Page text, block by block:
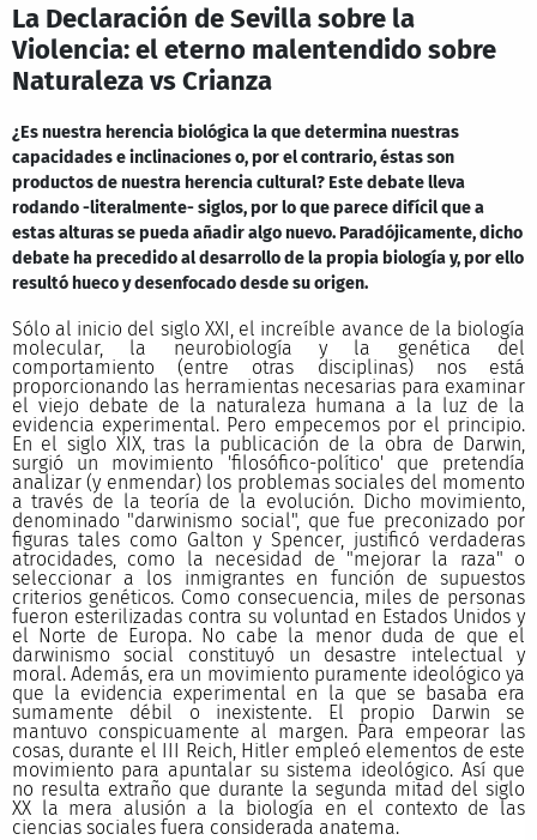
La Declaración de Sevilla sobre la
Violencia: el eterno malentendido sobre
Naturaleza vs Crianza
¿Es nuestra herencia biológica la que determina nuestras
capacidades e inclinaciones o, por el contrario, éstas son
productos de nuestra herencia cultural? Este debate lleva
rodando -literalmente- siglos, por lo que parece difícil que a
estas alturas se pueda añadir algo nuevo. Paradójicamente, dicho
debate ha precedido al desarrollo de la propia biología y, por ello
resultó hueco y desenfocado desde su origen.
Sólo al inicio del siglo XXI, el increíble avance de la biología
molecular, la neurobiología y la genética del
comportamiento (entre otras disciplinas) nos está
proporcionando las herramientas necesarias para examinar
el viejo debate de la naturaleza humana a la luz de la
evidencia experimental. Pero empecemos por el principio.
En el siglo XIX, tras la publicación de la obra de Darwin,
surgió un movimiento 'filosófico-político' que pretendía
analizar (y enmendar) los problemas sociales del momento
a través de la teoría de la evolución. Dicho movimiento,
denominado "darwinismo social", que fue preconizado por
figuras tales como Galton y Spencer, justificó verdaderas
atrocidades, como la necesidad de "mejorar la raza" o
seleccionar a los inmigrantes en función de supuestos
criterios genéticos. Como consecuencia, miles de personas
fueron esterilizadas contra su voluntad en Estados Unidos y
el Norte de Europa. No cabe la menor duda de que el
darwinismo social constituyó un desastre intelectual y
moral. Además, era un movimiento puramente ideológico ya
que la evidencia experimental en la que se basaba era
sumamente débil o inexistente. El propio Darwin se
mantuvo conspicuamente al margen. Para empeorar las
cosas, durante el III Reich, Hitler empleó elementos de este
movimiento para apuntalar su sistema ideológico. Así que
no resulta extraño que durante la segunda mitad del siglo
XX la mera alusión a la biología en el contexto de las
ciencias sociales fuera considerada anatema.